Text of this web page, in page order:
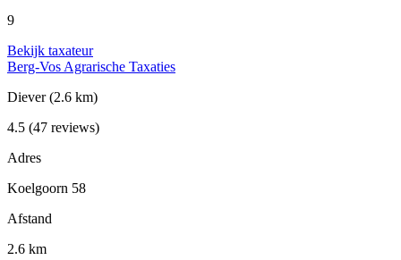
9
Bekijk taxateur
Berg-Vos Agrarische Taxaties
Diever(2.6 km)
4.5 (47 reviews)
Adres
Koelgoorn 58
Afstand
2.6 km